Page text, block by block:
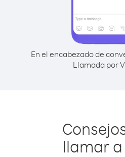
En el encabezado de
Llamada por
llamar a